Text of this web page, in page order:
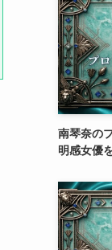
南琴奈の
明感女優